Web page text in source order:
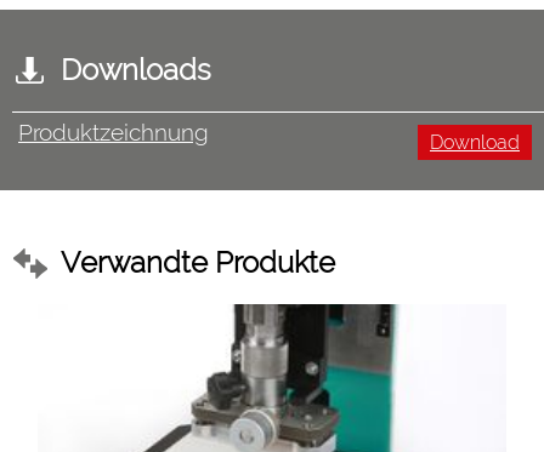
Downloads
Produktzeichnung Download
Verwandte Produkte